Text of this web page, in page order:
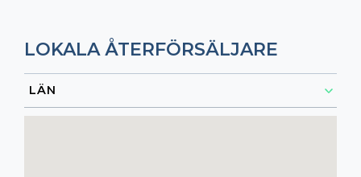
LOKALA ÅTERFÖRSÄLJARE